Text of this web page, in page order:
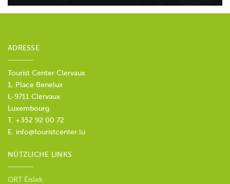
ADRESSE
Tourist Center Clervaux
1, Place Benelux
L-9711 Clervaux
Luxembourg
T. +352 92 00 72
E. info@touristcenter.lu
NÜTZLICHE LINKS
ORT Éislek